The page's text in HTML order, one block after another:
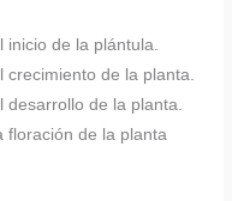
de la plántula.
de la planta.
de la planta.
floración de la planta